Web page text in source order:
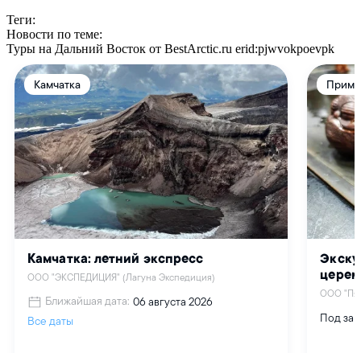
Теги:
Новости по теме:
Туры на Дальний Восток от BestArctic.ru erid:pjwvokpoevpk